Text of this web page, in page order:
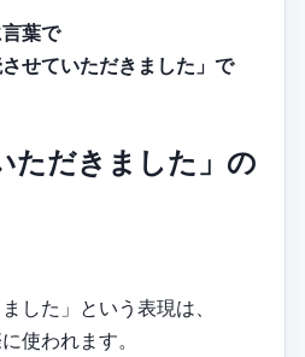
葉で
せていただきました」で
ただきました」の
した」という表現は、
使われます。